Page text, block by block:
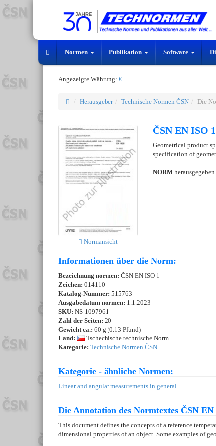
Normen Publikation Software
Angezeigte Währung: €
Herausgeber Technische Normen ČSN Die
Normansicht
ČSN EN ISO
Geometrical product
specification of
NORM herausgegeben
Informationen über die Norm:
Bezeichnung normen: ČSN EN ISO 1
Zeichen: 014110
Katalog-Nummer: 515763
Ausgabedatum normen: 1.1.2023
SKU: NS-1097961
Zahl der Seiten: 20
Gewicht ca.: 60 g (0.13 Pfund)
Land:
Tschechische technische Norm
Kategorie: Technische Normen ČSN
Kategorie - ähnliche Normen:
Linear and angular measurements in general
Die Annotation des Normtextes ČSN EN
This document defines the concepts of a reference
dimensional properties of an object. Some examples of